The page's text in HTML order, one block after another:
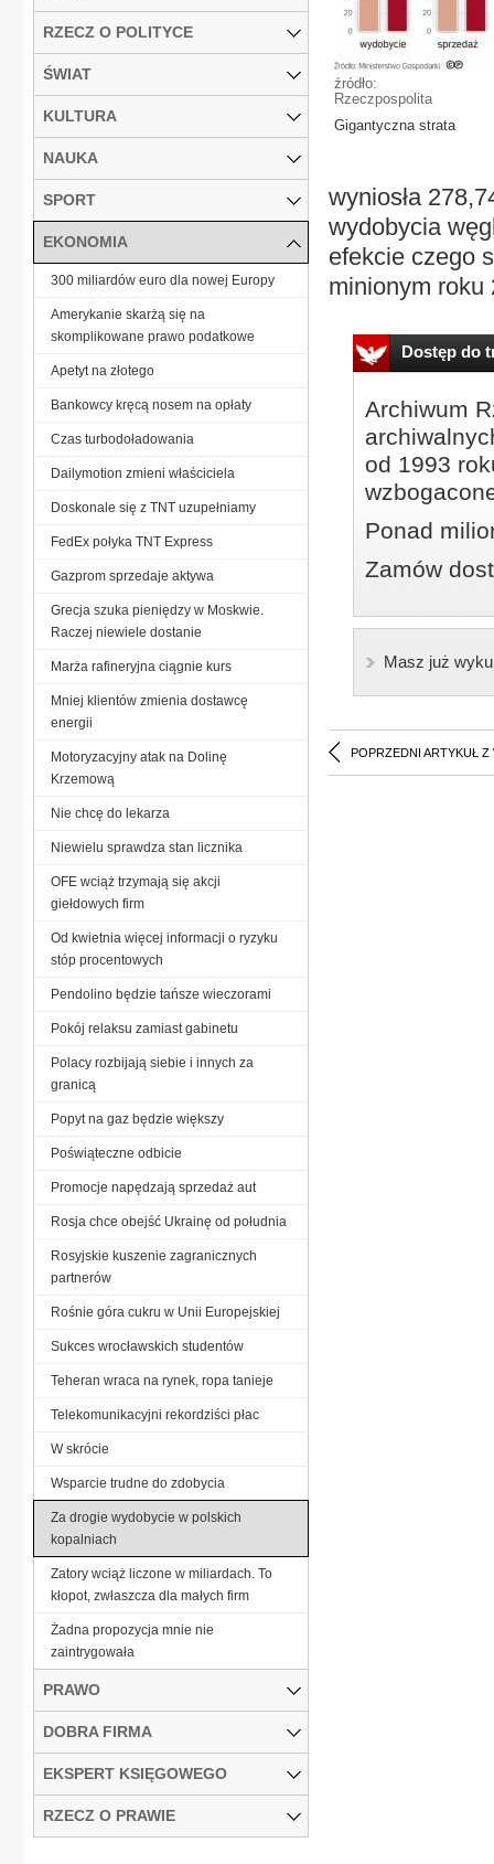
źródło:
Rzeczpospolita
Gigantyczna strata
wyniosła
wydobycia
efekcie czego
minionym roku
Dostęp do
Archiwum
od 1993
Ponad
Zamów
Masz już
POPRZEDNI ARTYKUŁ Z
RZECZ O POLITYCE
ŚWIAT
KULTURA
NAUKA
SPORT
EKONOMIA
300 miliardów euro dla nowej Europy
Amerykanie skarżą się na
skomplikowane prawo podatkowe
Ape­tyt na zło­te­go
Bankowcy kręcą nosem na opłaty
Czas turbodoładowania
Dailymotion zmieni właściciela
Doskonale się z TNT uzupełniamy
FedEx połyka TNT Express
Gazprom sprzedaje aktywa
Grecja szuka pieniędzy w Moskwie.
Raczej niewiele dostanie
Marża rafineryjna ciągnie kurs
Mniej klientów zmienia dostawcę
energii
Motoryzacyjny atak na Dolinę
Krzemową
Nie chcę do lekarza
Niewielu sprawdza stan licznika
OFE wciąż trzymają się akcji
giełdowych firm
Od kwietnia więcej informacji o ryzyku
stóp procentowych
Pendolino będzie tańsze wieczorami
Pokój relaksu zamiast gabinetu
Polacy rozbijają siebie i innych za
granicą
Popyt na gaz będzie większy
Poświąteczne odbicie
Promocje napędzają sprzedaż aut
Rosja chce obejść Ukrainę od południa
Rosyjskie kuszenie zagranicznych
partnerów
Rośnie góra cukru w Unii Europejskiej
Sukces wrocławskich studentów
Teheran wraca na rynek, ropa tanieje
Telekomunikacyjni rekordziści płac
W skrócie
Wsparcie trudne do zdobycia
Za drogie wydobycie w polskich
kopalniach
Zatory wciąż liczone w miliardach. To
kłopot, zwłaszcza dla małych firm
Żadna propozycja mnie nie
zaintrygowała
PRAWO
DOBRA FIRMA
EKSPERT KSIĘGOWEGO
RZECZ O PRAWIE